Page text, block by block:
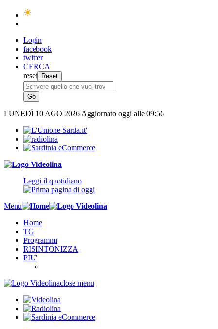
Login
facebook
twitter
CERCA
reset
LUNEDÌ 10 AGO 2026 Aggiornato oggi alle 09:56
Leggi il quotidiano
Menu
Home
TG
Programmi
RISINTONIZZA
PIU'
close menu